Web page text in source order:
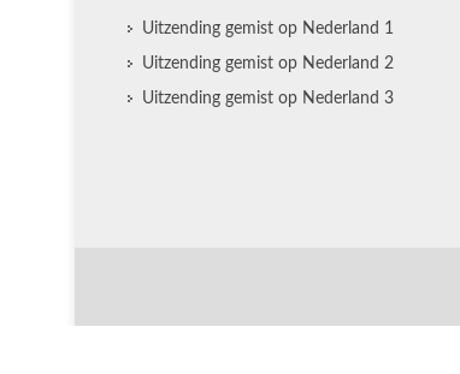
Uitzending gemist op Nederland 1
Uitzending gemist op Nederland 2
Uitzending gemist op Nederland 3